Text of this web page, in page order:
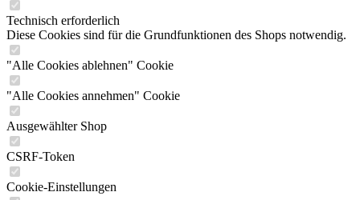
Technisch erforderlich
Diese Cookies sind für die Grundfunktionen des Shops notwendig.
"Alle Cookies ablehnen" Cookie
"Alle Cookies annehmen" Cookie
Ausgewählter Shop
CSRF-Token
Cookie-Einstellungen